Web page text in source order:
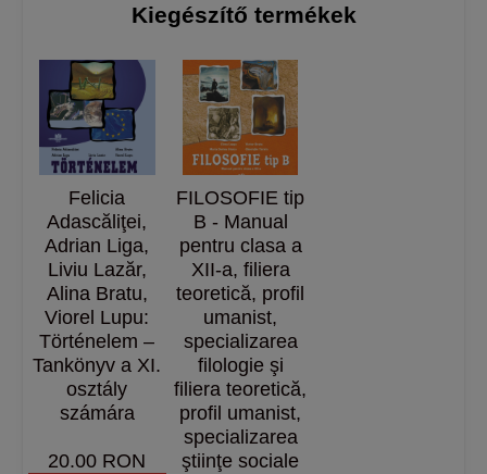
Kiegészítő termékek
​Felicia
Adascăliţei,
Adrian Liga,
Liviu Lazăr,
Alina Bratu,
Viorel Lupu:
Történelem –
Tankönyv a XI.
osztály
számára
20.00 RON
FILOSOFIE tip
B - Manual
pentru clasa a
XII-a, filiera
teoretică, profil
umanist,
specializarea
filologie şi
filiera teoretică,
profil umanist,
specializarea
ştiinţe sociale